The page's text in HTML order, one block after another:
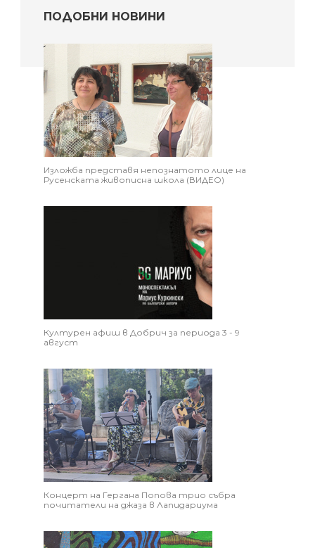
ПОДОБНИ НОВИНИ
Изложба представя непознатото лице на
Русенската живописна школа (ВИДЕО)
Културен афиш в Добрич за периода 3 - 9
август
Концерт на Гергана Попова трио събра
почитатели на джаза в Лапидариума